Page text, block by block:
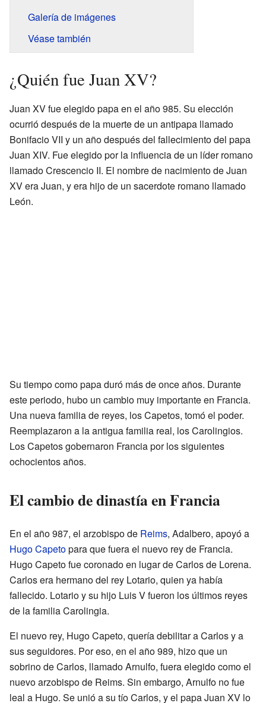
Galería de imágenes
Véase también
¿Quién fue Juan XV?
Juan XV fue elegido papa en el año 985. Su elección
ocurrió después de la muerte de un antipapa llamado
Bonifacio VII y un año después del fallecimiento del papa
Juan XIV. Fue elegido por la influencia de un líder romano
llamado Crescencio II. El nombre de nacimiento de Juan
XV era Juan, y era hijo de un sacerdote romano llamado
León.
Su tiempo como papa duró más de once años. Durante
este periodo, hubo un cambio muy importante en Francia.
Una nueva familia de reyes, los Capetos, tomó el poder.
Reemplazaron a la antigua familia real, los Carolingios.
Los Capetos gobernaron Francia por los siguientes
ochocientos años.
El cambio de dinastía en Francia
En el año 987, el arzobispo de Reims, Adalbero, apoyó a
Hugo Capetopara que fuera el nuevo rey de Francia.
Hugo Capeto fue coronado en lugar de Carlos de Lorena.
Carlos era hermano del rey Lotario, quien ya había
fallecido. Lotario y su hijo Luis V fueron los últimos reyes
de la familia Carolingia.
El nuevo rey, Hugo Capeto, quería debilitar a Carlos y a
sus seguidores. Por eso, en el año 989, hizo que un
sobrino de Carlos, llamado Arnulfo, fuera elegido como el
nuevo arzobispo de Reims. Sin embargo, Arnulfo no fue
leal a Hugo. Se unió a su tío Carlos, y el papa Juan XV lo